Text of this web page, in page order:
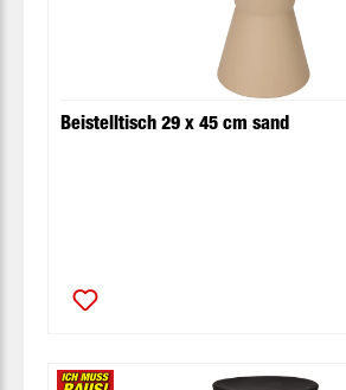
Beistelltisch 29 x 45 cm sand